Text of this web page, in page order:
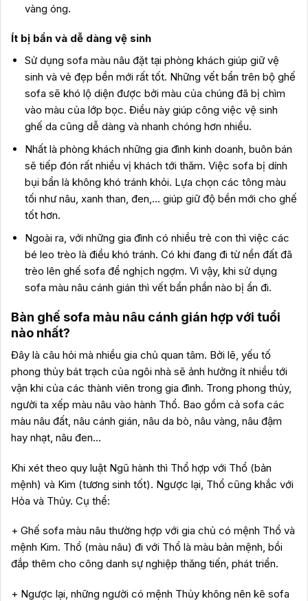
vàng óng.
Ít bị bẩn và dễ dàng vệ sinh
Sử dụng sofa màu nâu đặt tại phòng khách giúp giữ vệ
sinh và vẻ đẹp bền mới rất tốt. Những vết bẩn trên bộ ghế
sofa sẽ khó lộ diện được bởi màu của chúng đã bị chìm
vào màu của lớp bọc. Điều này giúp công việc vệ sinh
ghế da cũng dễ dàng và nhanh chóng hơn nhiều.
Nhất là phòng khách những gia đình kinh doanh, buôn bán
sẽ tiếp đón rất nhiều vị khách tới thăm. Việc sofa bị dính
bụi bẩn là không khó tránh khỏi. Lựa chọn các tông màu
tối như nâu, xanh than, đen,… giúp giữ độ bền mới cho ghế
tốt hơn.
Ngoài ra, với những gia đình có nhiều trẻ con thì việc các
bé leo trèo là điều khó tránh. Có khi đang đi từ nền đất đã
trèo lên ghế sofa để nghịch ngợm. Vì vậy, khi sử dụng
sofa màu nâu cánh gián thì vết bẩn phần nào bị ẩn đi.
Bàn ghế sofa màu nâu cánh gián hợp với tuổi
nào nhất?
Đây là câu hỏi mà nhiều gia chủ quan tâm. Bởi lẽ, yếu tố
phong thủy bát trạch của ngôi nhà sẽ ảnh hưởng ít nhiều tới
vận khi của các thành viên trong gia đình. Trong phong thủy,
người ta xếp màu nâu vào hành Thổ. Bao gồm cả sofa các
màu nâu đất, nâu cánh gián, nâu da bò, nâu vàng, nâu đậm
hay nhạt, nâu đen…
Khi xét theo quy luật Ngũ hành thì Thổ hợp với Thổ (bản
mệnh) và Kim (tương sinh tốt). Ngược lại, Thổ cũng khắc với
Hỏa và Thủy. Cụ thể:
+ Ghế sofa màu nâu thường hợp với gia chủ có mệnh Thổ và
mệnh Kim. Thổ (màu nâu) đi với Thổ là màu bản mệnh, bồi
đắp thêm cho công danh sự nghiệp thăng tiến, phát triển.
+ Ngược lại, những người có mệnh Thủy không nên kê sofa